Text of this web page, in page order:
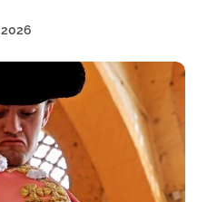
2026